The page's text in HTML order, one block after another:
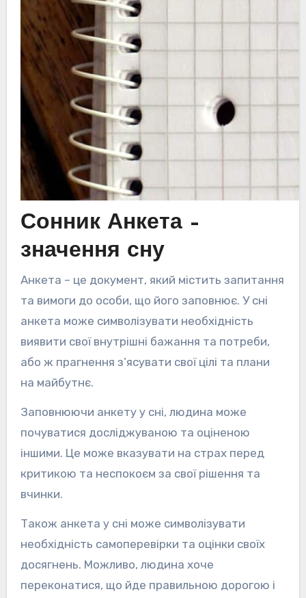
Сонник Анкета –
значення сну
Анкета – це документ, який містить запитання
та вимоги до особи, що його заповнює. У сні
анкета може символізувати необхідність
виявити свої внутрішні бажання та потреби,
або ж прагнення з’ясувати свої цілі та плани
на майбутнє.
Заповнюючи анкету у сні, людина може
почуватися досліджуваною та оціненою
іншими. Це може вказувати на страх перед
критикою та неспокоєм за свої рішення та
вчинки.
Також анкета у сні може символізувати
необхідність самоперевірки та оцінки своїх
досягнень. Можливо, людина хоче
переконатися, що йде правильною дорогою і